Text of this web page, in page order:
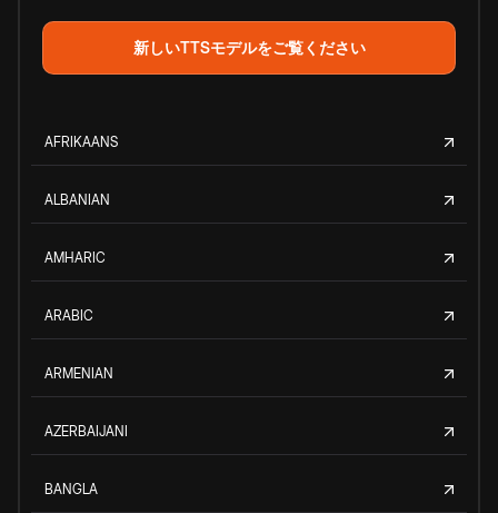
新しいTTSモデルをご覧ください
AFRIKAANS
ALBANIAN
AMHARIC
ARABIC
ARMENIAN
AZERBAIJANI
BANGLA